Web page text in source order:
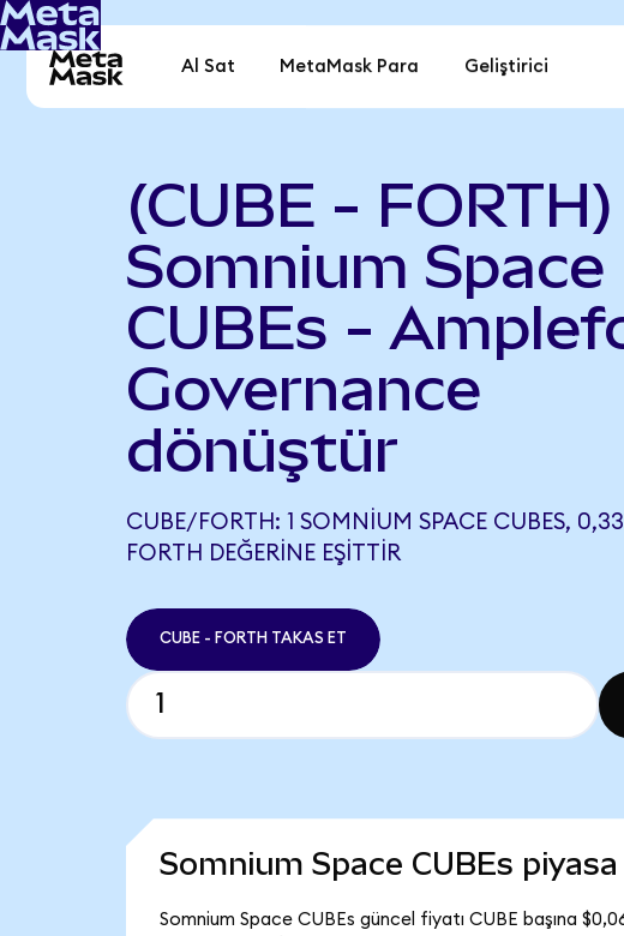
Al Sat MetaMask Para Geliştirici
(CUBE - FORTH)
Somnium Space
CUBEs -
Governance
dönüştür
CUBE/FORTH: 1 SOMNIUM SPACE CUBES,
FORTH DEĞERINE EŞITTIR
CUBE - FORTH TAKAS ET
Somnium Space CUBEs
Somnium Space CUBEs güncel fiyatı CUBE başına